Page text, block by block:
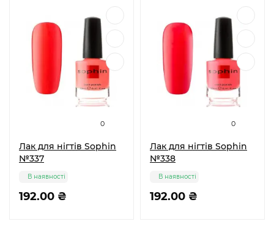
0
Лак для нігтів Sophin
№337
192.00 ₴
В наявності
0
Лак для нігтів Sophin
№338
192.00 ₴
В наявності